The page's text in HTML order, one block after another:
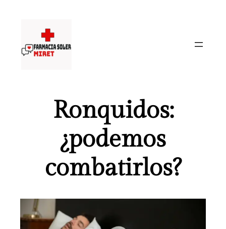
contenido
Ronquidos:
¿podemos
combatirlos?